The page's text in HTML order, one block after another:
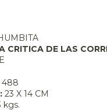
CRITICA DE LAS
488
23 X 14 CM
kgs.